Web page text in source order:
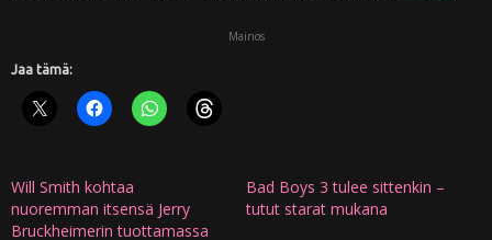
Mainos
Jaa tämä:
Will Smith kohtaa
nuoremman itsensä Jerry
Bruckheimerin tuottamassa
Bad Boys 3 tulee sittenkin –
tutut starat mukana